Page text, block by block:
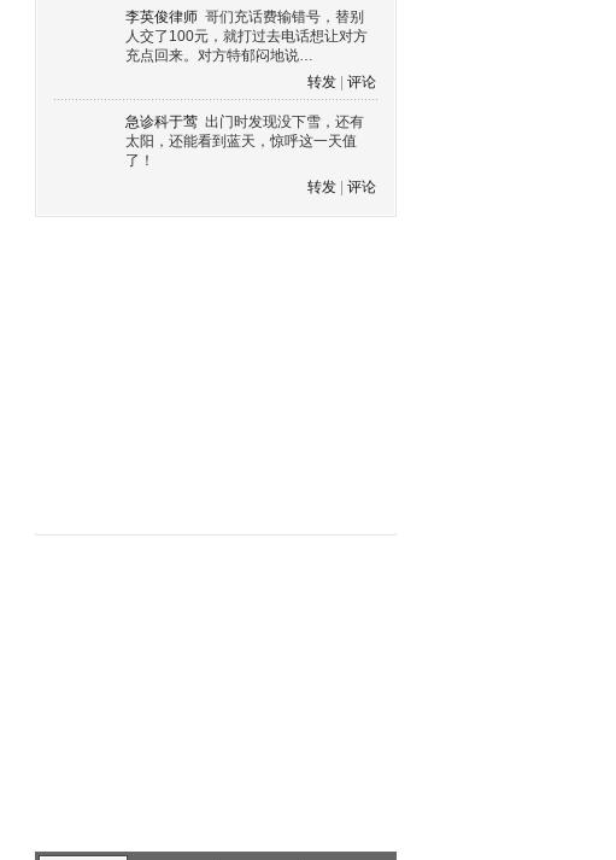
李英俊律师 哥们充话费输错号，替别
人交了100元，就打过去电话想让对方
充点回来。对方特郁闷地说…
转发
评论
急诊科于莺 出门时发现没下雪，还有
太阳，还能看到蓝天，惊呼这一天值
了！
转发
评论